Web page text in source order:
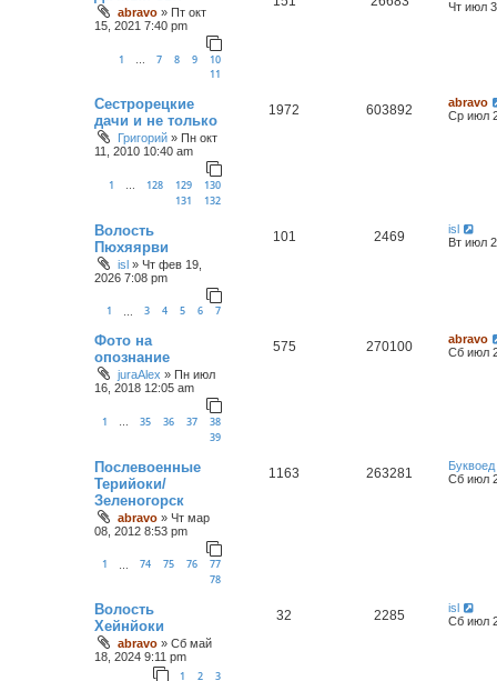
abravo » Пт окт
15, 2021 7:40 pm
1 … 7 8 9
10
11
Чт июл
Сестрорецкие
дачи и не только
Григорий » Пн окт
11, 2010 10:40 am
1 … 128 129
130
131
132
1972 603892
abravo
Ср июл
Волость
Пюхяярви
isl » Чт фев 19,
2026 7:08 pm
1 3 4 5 6 7
101 2469
isl
Вт июл
Фото на
опознание
juraAlex » Пн июл
16, 2018 12:05 am
1 … 35 36 37
38
39
575 270100
abravo
Сб июл
Послевоенные
Терийоки/
Зеленогорск
abravo » Чт мар
08, 2012 8:53 pm
1 74 75 76
77
78
1163 263281
Буквоед
Сб июл
Волость
Хейнйоки
abravo » Сб май
18, 2024 9:11 pm
1 2 3
32 2285
isl
Сб июл